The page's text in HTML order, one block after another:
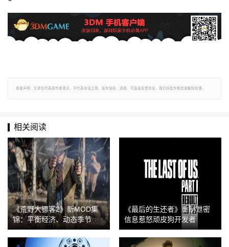
郑重声明：文章仅代表原作者观点，不代表本站立场；如有侵权、违规，可直接反馈本站，我们将会作修改或删除处理。
相关阅读
《荒野大镖客2》新MOD集
锦：平衡经济、动态季节
《最后的生还者》重制泄密
信息惹怒顽皮狗开发者